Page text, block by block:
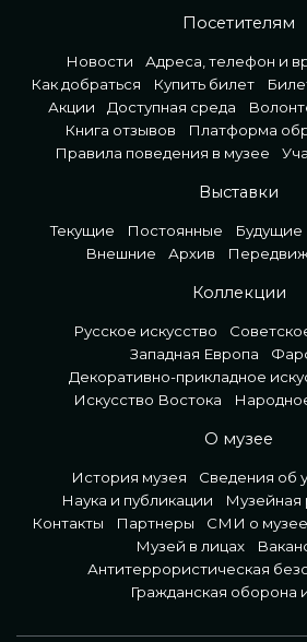
Посетителям
Новости
Адреса, телефон и
Как добраться
Купить билет
Акции
Доступная среда
Книга отзывов
Платформа
Правила поведения в музее
Выставки
Текущие Постоянные Будущие
Внешние
Архив
Коллекции
Русское искусство
Западная Европа
Декоративно-прикладное
Искусство Востока
О музее
История музея
Сведения об
Наука и публикации
Музейная
Контакты
Партнеры СМИ о музее
Музей в лицах
Антитеррористическая
Гражданская оборона